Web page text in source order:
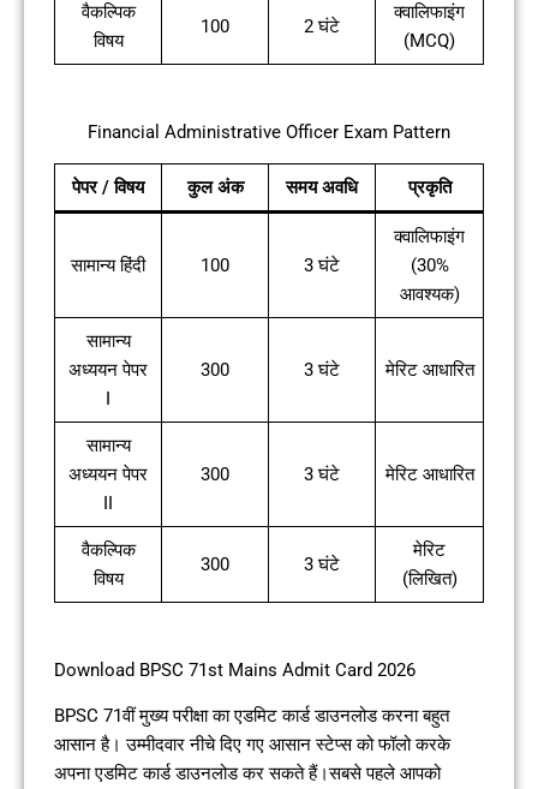
वैकल्पिक
विषय
100 2 घंटे
क्वालिफाइंग
(MCQ)
Financial Administrative Officer Exam Pattern
पेपर / विषय कुल अंक समय अवधि प्रकृति
सामान्य हिंदी 100 3 घंटे
क्वालिफाइंग
(30%
आवश्यक)
सामान्य
अध्ययन पेपर
300 3 घंटे मेरिट आधारित
सामान्य
अध्ययन पेपर
300 3 घंटे मेरिट आधारित
वैकल्पिक
विषय
300 3 घंटे
मेरिट
(लिखित)
Download BPSC 71st Mains Admit Card 2026
BPSC 71वीं मुख्य परीक्षा का एडमिट कार्ड डाउनलोड करना बहुत
आसान है। उम्मीदवार नीचे दिए गए आसान स्टेप्स को फॉलो करके
अपना एडमिट कार्ड डाउनलोड कर सकते हैं।सबसे पहले आपको